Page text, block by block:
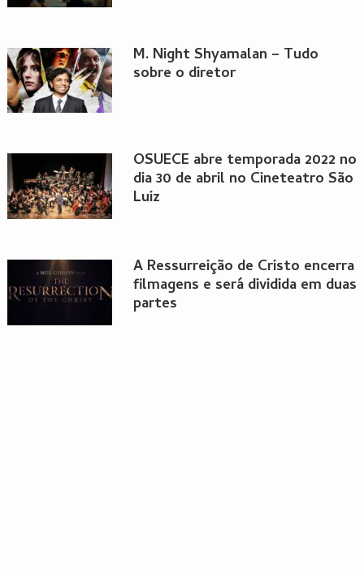
M. Night Shyamalan – Tudo
sobre o diretor
OSUECE abre temporada 2022 no
dia 30 de abril no Cineteatro São
Luiz
A Ressurreição de Cristo encerra
filmagens e será dividida em duas
partes